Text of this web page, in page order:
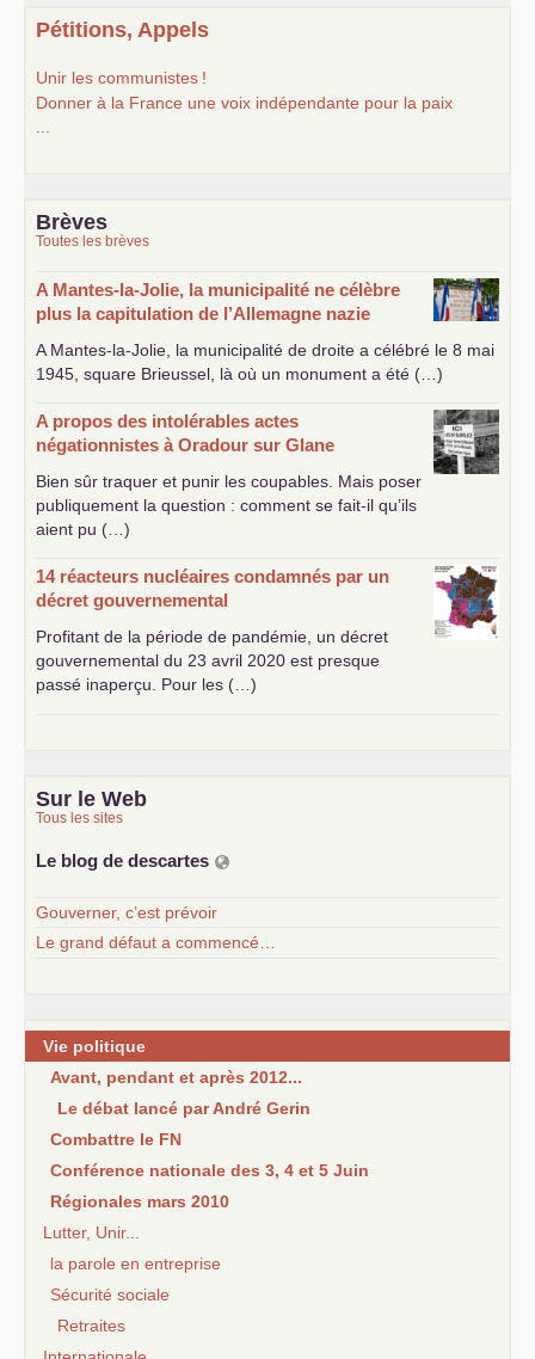
Pétitions, Appels
Unir les communistes !
Donner à la France une voix indépendante pour la paix
Brèves
Toutes les brèves
A Mantes-la-Jolie, la municipalité ne célèbre
plus la capitulation de l’Allemagne nazie
A Mantes-la-Jolie, la municipalité de droite a célébré le 8 mai
1945, square Brieussel, là où un monument a été (…)
A propos des intolérables actes
négationnistes à Oradour sur Glane
Bien sûr traquer et punir les coupables. Mais poser
publiquement la question : comment se fait-il qu’ils
aient pu (…)
14 réacteurs nucléaires condamnés par un
décret gouvernemental
Profitant de la période de pandémie, un décret
gouvernemental du 23 avril 2020 est presque
passé inaperçu. Pour les (…)
Sur le Web
Tous les sites
Le blog de descartes
Gouverner, c’est prévoir
Le grand défaut a commencé…
Vie politique
Avant, pendant et après 2012...
Le débat lancé par André Gerin
Combattre le FN
Conférence nationale des 3, 4 et 5 Juin
Régionales mars 2010
Lutter, Unir...
la parole en entreprise
Sécurité sociale
Retraites